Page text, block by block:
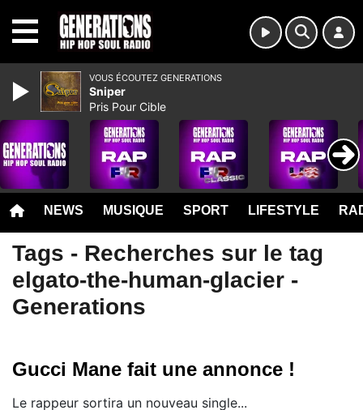
NEWS MUSIQUE SPORT LIFESTYLE
Tags - Recherches sur le tag
elgato-the-human-glacier -
Generations
Gucci Mane fait une annonce !
Le rappeur sortira un nouveau single...
VOUS ÉCOUTEZ GENERATIONS
Sniper
Pris Pour Cible